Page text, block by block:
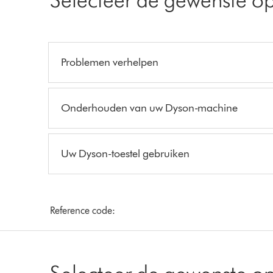
Problemen verhelpen
Onderhouden van uw Dyson-machine
Uw Dyson-toestel gebruiken
Reference code: